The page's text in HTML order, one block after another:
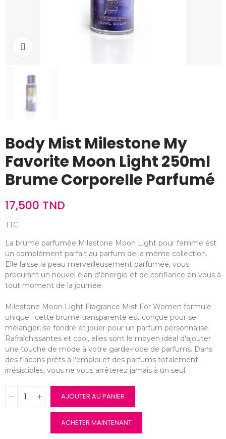
Body Mist Milestone My
Favorite Moon Light 250ml
Brume Corporelle Parfumé
17,500 TND
TTC
La brume parfumée Milestone Moon Light pour femme est
un complément parfait au parfum de la même collection.
Elle laisse la peau merveilleusement parfumée, vous
procurant un nouvel élan d'énergie et de confiance en vous à
tout moment de la journée.
Milestone Moon Light Fragrance Mist For Women formule
unique : cette brume transparente est conçue pour se
mélanger, se fondre et jouer pour un parfum personnalisé.
Rafraîchissantes et cool, elles sont le moyen idéal d'ajouter
une touche de mode à votre garde-robe de parfums. Dans
des flacons prêts à l'emploi et des parfums totalement
irrésistibles, vous ne vous arrêterez jamais à un seul.
AJOUTER AU PANIER
ACHETER MAINTENANT